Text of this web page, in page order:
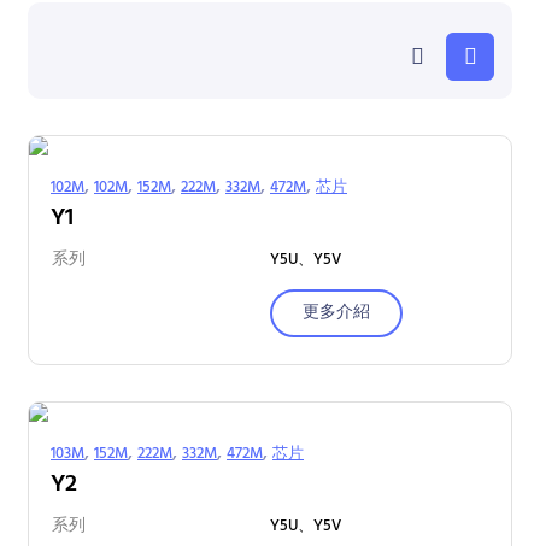
102M, 102M, 152M, 222M, 332M, 472M, 芯片
Y1
系列 Y5U、Y5V
更多介紹
103M, 152M, 222M, 332M, 472M, 芯片
Y2
系列 Y5U、Y5V